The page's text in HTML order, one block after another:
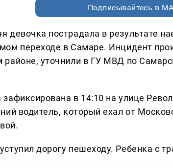
Подписывайтесь в
девочка пострадала в результате
переходе в Самаре. Инцидент
районе, уточнили в ГУ МВД по
зафиксирована в 14:10 на улице
водитель, который ехал от
дорогу пешеходу. Ребенка с